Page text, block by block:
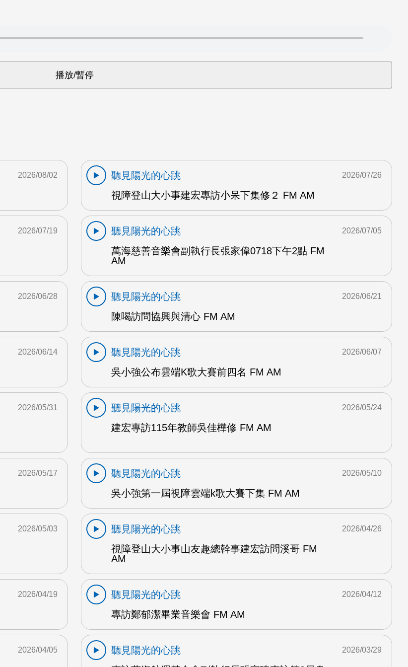
2026/08/02
聽見陽光的心跳
視障登山大小事建宏專訪小呆下集修２ FM AM
2026/07/26
2026/07/19
聽見陽光的心跳
萬海慈善音樂會副執行長張家偉0718下午2點 FM
AM
2026/07/05
2026/06/28
聽見陽光的心跳
陳喝訪問協興與清心 FM AM
2026/06/21
2026/06/14
聽見陽光的心跳
吳小強公布雲端K歌大賽前四名 FM AM
2026/06/07
2026/05/31
聽見陽光的心跳
建宏專訪115年教師吳佳樺修 FM AM
2026/05/24
2026/05/17
聽見陽光的心跳
吳小強第一屆視障雲端k歌大賽下集 FM AM
2026/05/10
2026/05/03
聽見陽光的心跳
視障登山大小事山友趣總幹事建宏訪問溪哥 FM
AM
2026/04/26
2026/04/19
聽見陽光的心跳
專訪鄭郁潔畢業音樂會 FM AM
2026/04/12
2026/04/05
聽見陽光的心跳
2026/03/29